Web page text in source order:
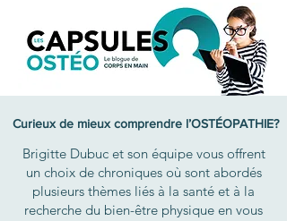
Curieux de mieux comprendre l’OSTÉOPATHIE?
Brigitte Dubuc et son équipe vous offrent
un choix de chroniques où sont abordés
plusieurs thèmes liés à la santé et à la
recherche du bien-être physique en vous